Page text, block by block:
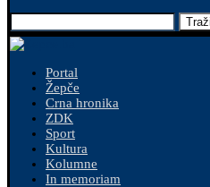
Traži
Portal
Žepče
Crna hronika
ZDK
Sport
Kultura
Kolumne
In memoriam